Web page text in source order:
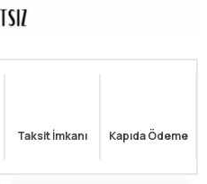
Taksit İmkanı Kapıda Ödeme